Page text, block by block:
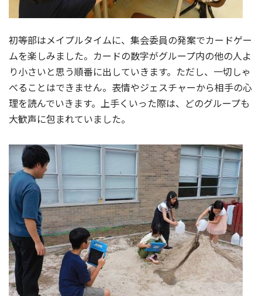
初等部はメイプルタイムに、集会委員の発案でカードゲー
ムを楽しみました。カードの数字がグループ内の他の人よ
り小さいと思う順番に出していきます。ただし、一切しゃ
べることはできません。表情やジェスチャーから相手の心
理を読んでいきます。上手くいった際は、どのグループも
大歓声に包まれていました。